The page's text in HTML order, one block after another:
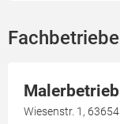
Wiesenstr. 1,